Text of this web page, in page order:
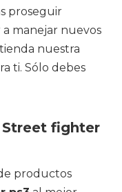
proseguir
manejar nuevos
nuestra
ti. Sólo debes
fighter
productos